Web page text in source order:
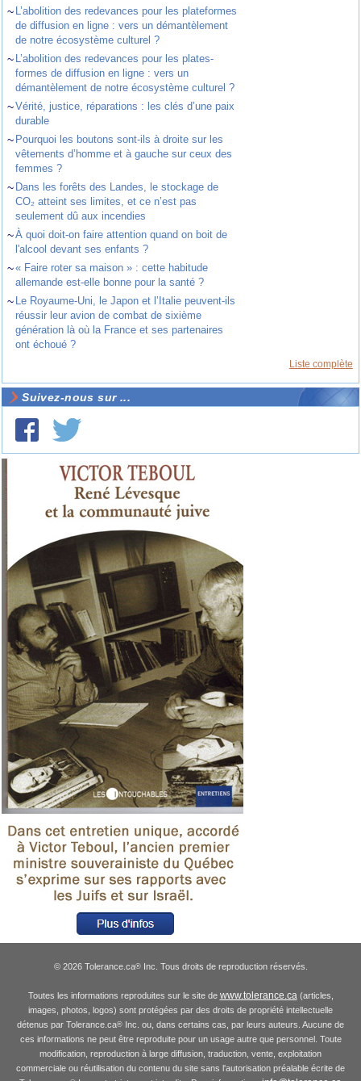
~ L’abolition des redevances pour les plateformes
de diffusion en ligne : vers un démantèlement
de notre écosystème culturel ?
~ L’abolition des redevances pour les plates-
formes de diffusion en ligne : vers un
démantèlement de notre écosystème culturel ?
~Vérité, justice, réparations : les clés d’une paix
durable
~ Pourquoi les boutons sont-ils à droite sur les
vêtements d’homme et à gauche sur ceux des
femmes ?
~ Dans les forêts des Landes, le stockage de
CO₂ atteint ses limites, et ce n’est pas
seulement dû aux incendies
~À quoi doit-on faire attention quand on boit de
l'alcool devant ses enfants ?
~« Faire roter sa maison » : cette habitude
allemande est-elle bonne pour la santé ?
~ Le Royaume-Uni, le Japon et l’Italie peuvent-ils
réussir leur avion de combat de sixième
génération là où la France et ses partenaires
ont échoué ?
Liste complète
Suivez-nous sur ...
© 2026 Tolerance.ca®Inc. Tous droits de reproduction réservés.
Toutes les informations reproduites sur le site de www.tolerance.ca (articles,
images, photos, logos) sont protégées par des droits de propriété intellectuelle
détenus par Tolerance.ca® Inc. ou, dans certains cas, par leurs auteurs. Aucune de
ces informations ne peut être reproduite pour un usage autre que personnel. Toute
modification, reproduction à large diffusion, traduction, vente, exploitation
commerciale ou réutilisation du contenu du site sans l'autorisation préalable écrite de